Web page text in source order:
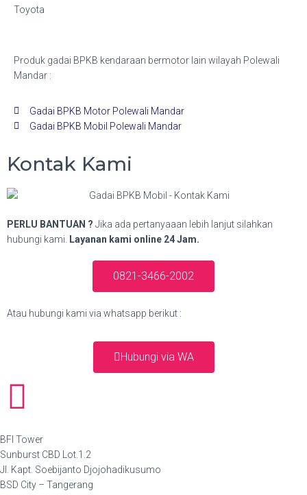
Toyota
Produk gadai BPKB kendaraan bermotor lain wilayah Polewali
Mandar :
Gadai BPKB Motor Polewali Mandar
Gadai BPKB Mobil Polewali Mandar
Kontak Kami
PERLU BANTUAN ? Jika ada pertanyaaan lebih lanjut silahkan
hubungi kami. Layanan kami online 24 Jam.
0821-3466-2002
Atau hubungi kami via whatsapp berikut :
Hubungi via WA
BFI Tower
Sunburst CBD Lot.1.2
Jl. Kapt. Soebijanto Djojohadikusumo
BSD City – Tangerang